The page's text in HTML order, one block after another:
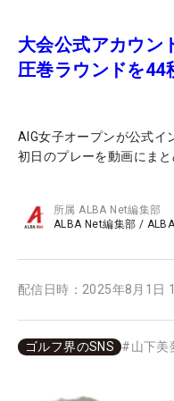
大会公式アカウ
圧巻ラウンドを44
AIG女子オープンが公式イ
初日のプレーを動画にまと
所属ALBA Net編集部
ALBA Net編集部 /
配信日時： 2025年8月1日
ゴルフ界のSNS #山下美